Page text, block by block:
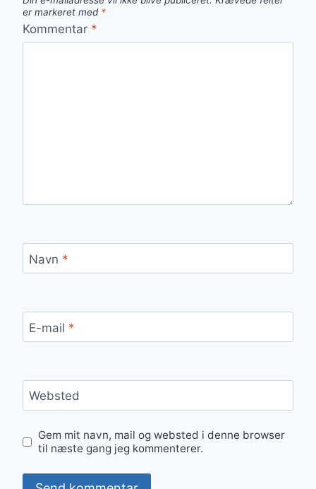
er markeret med *
Kommentar *
Navn *
E-mail *
Websted
Gem mit navn, mail og websted i denne browser
til næste gang jeg kommenterer.